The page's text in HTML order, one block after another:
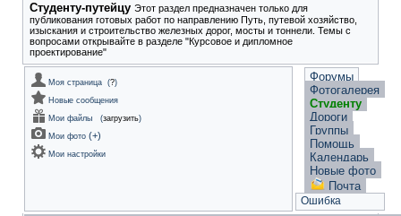
Студенту-путeйцу Этот раздел предназначен только для
публикования готовых работ по направлению Путь, путевой хозяйство,
изыскания и строительство железных дорог, мосты и тоннели. Темы с
вопросами открывайте в разделе "Курсовое и дипломное
проектирование"
Моя страница (?)
Новые сообщения
Мои файлы
(загрузить)
Мои фото (+)
Мои настройки
Форумы
Фотогалерея
Студенту
Дороги
Группы
Помощь
Календарь
Новые фото
Почта
Ошибка